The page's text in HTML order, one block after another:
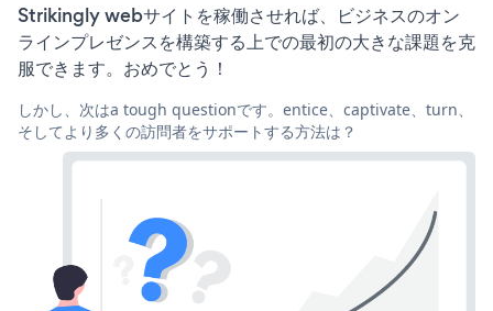
Strikingly webサイトを稼働させれば、ビジネスのオン
ラインプレゼンスを構築する上での最初の大きな課題を克
服できます。おめでとう！
しかし、次はa tough questionです。entice、captivate、turn、
そしてより多くの訪問者をサポートする方法は？